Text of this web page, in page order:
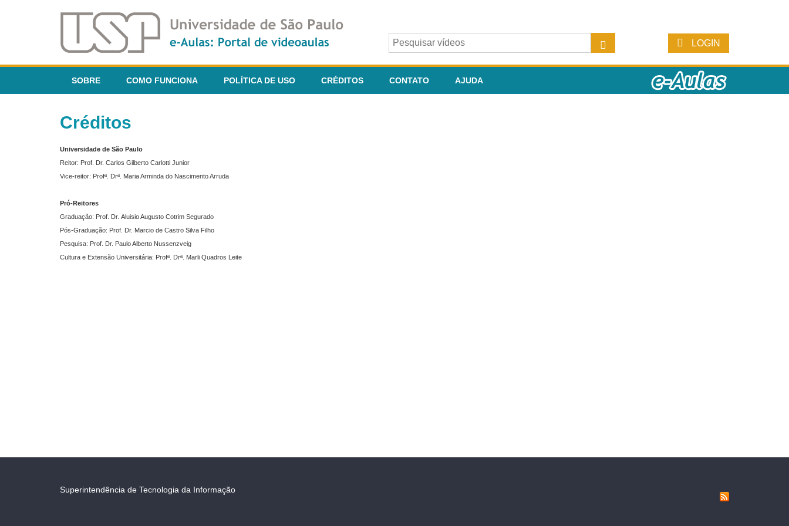
LOGIN
SOBRE COMO FUNCIONA POLÍTICA DE USO CRÉDITOS CONTATO AJUDA
Créditos
Universidade de São Paulo
Reitor: Prof. Dr. Carlos Gilberto Carlotti Junior
Vice-reitor: Profª. Drª. Maria Arminda do Nascimento Arruda
Pró-Reitores
Graduação: Prof. Dr. Aluisio Augusto Cotrim Segurado
Pós-Graduação: Prof. Dr. Marcio de Castro Silva Filho
Pesquisa: Prof. Dr. Paulo Alberto Nussenzveig
Cultura e Extensão Universitária: Profª. Drª. Marli Quadros Leite
Superintendência de Tecnologia da Informação